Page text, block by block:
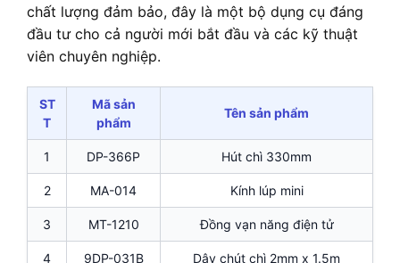
chất lượng đảm bảo, đây là một bộ dụng cụ đáng
đầu tư cho cả người mới bắt đầu và các kỹ thuật
viên chuyên nghiệp.
ST
T
Mã sản
phẩm
Tên sản phẩm
1 DP-366P Hút chì 330mm
2 MA-014 Kính lúp mini
3 MT-1210 Đồng vạn năng điện tử
4 9DP-031B Dây chút chì 2mm x 1.5m